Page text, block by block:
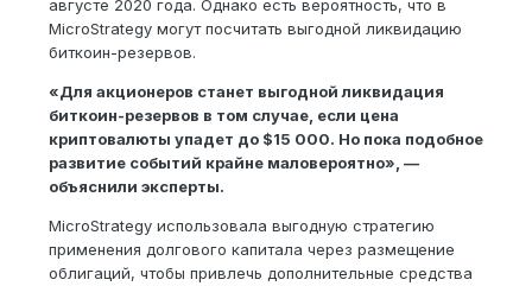
августе 2020 года. Однако есть вероятность, что в
MicroStrategy могут посчитать выгодной ликвидацию
биткоин-резервов.
«Для акционеров станет выгодной ликвидация
биткоин-резервов в том случае, если цена
криптовалюты упадет до $15 000. Но пока подобное
развитие событий крайне маловероятно», —
объяснили эксперты.
MicroStrategy использовала выгодную стратегию
применения долгового капитала через размещение
облигаций, чтобы привлечь дополнительные средства